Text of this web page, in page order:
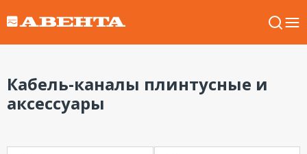
Кабель-каналы плинтусные и
аксессуары